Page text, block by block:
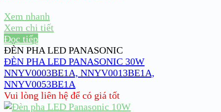
Xem nhanh
Xem chi tiết
Đọc tiếp
ĐÈN PHA LED PANASONIC
ĐÈN PHA LED PANASONIC 30W
NNYV0003BE1A, NNYV0013BE1A,
NNYV0053BE1A
Vui lòng liên hệ để có giá tốt